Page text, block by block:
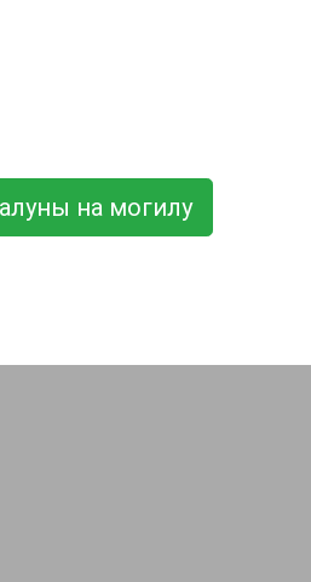
на могилу